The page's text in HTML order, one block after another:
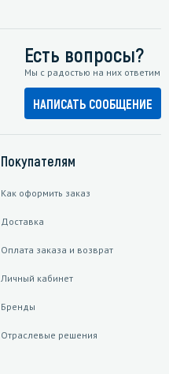
Есть вопросы?
Мы с радостью на них ответим
НАПИСАТЬ СООБЩЕНИЕ
Покупателям
Как оформить заказ
Доставка
Оплата заказа и возврат
Личный кабинет
Бренды
Отраслевые решения